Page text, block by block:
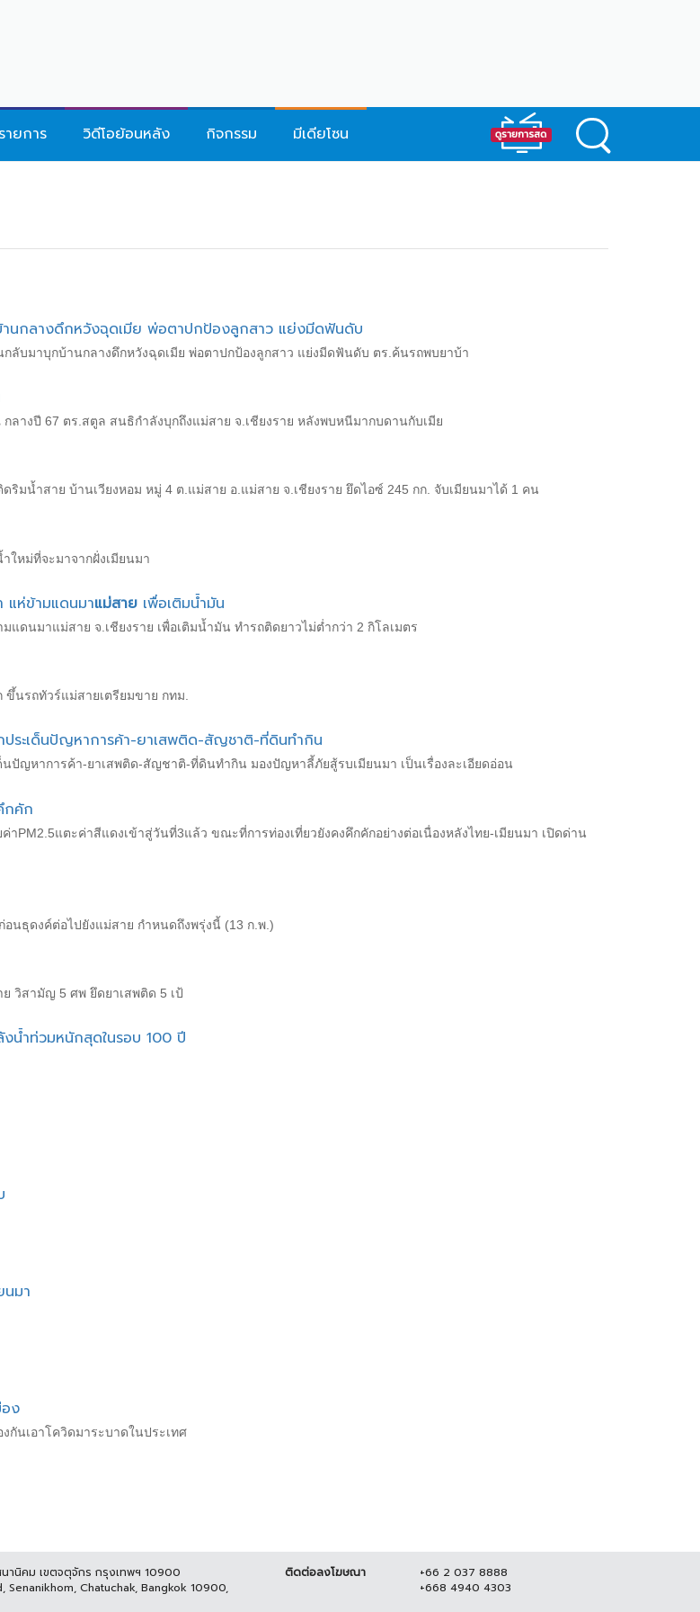
ายการ วิดีโอย้อนหลัง กิจกรรม มีเดียโซน
นกลางดึกหวังฉุดเมีย พ่อตาปกป้องลูกสาว แย่งมีดฟันดับ
ลับมาบุกบ้านกลางดึกหวังฉุดเมีย พ่อตาปกป้องลูกสาว แย่งมีดฟันดับ ตร.ค้นรถพบยาบ้า
ลางปี 67 ตร.สตูล สนธิกำลังบุกถึงแม่สาย จ.เชียงราย หลังพบหนีมากบดานกับเมีย
ริมน้ำสาย บ้านเวียงหอม หมู่ 4 ต.แม่สาย อ.แม่สาย จ.เชียงราย ยึดไอซ์ 245 กก. จับเมียนมาได้ 1 คน
ใหม่ที่จะมาจากฝั่งเมียนมา
แห่ข้ามแดนมาแม่สาย เพื่อเติมน้ำมัน
ดนมาแม่สาย จ.เชียงราย เพื่อเติมน้ำมัน ทำรถติดยาวไม่ต่ำกว่า 2 กิโลเมตร
นรถทัวร์แม่สายเตรียมขาย กทม.
ประเด็นปัญหาการค้า-ยาเสพติด-สัญชาติ-ที่ดินทำกิน
ปัญหาการค้า-ยาเสพติด-สัญชาติ-ที่ดินทำกิน มองปัญหาลี้ภัยสู้รบเมียนมา เป็นเรื่องละเอียดอ่อน
กคัก
PM2.5แตะค่าสีแดงเข้าสู่วันที่3แล้ว ขณะที่การท่องเที่ยวยังคงคึกคักอย่างต่อเนื่องหลังไทย-เมียนมา เปิดด่าน
นธุดงค์ต่อไปยังแม่สาย กำหนดถึงพรุ่งนี้ (13 ก.พ.)
วิสามัญ 5 ศพ ยึดยาเสพติด 5 เป้
งน้ำท่วมหนักสุดในรอบ 100 ปี
นมา
ง
กันเอาโควิดมาระบาดในประเทศ
นานิคม เขตจตุจักร กรุงเทพฯ 10900
Chatuchak, Bangkok 10900,
ติดต่อลงโฆษณา
+66 2 037 8888
+668 4940 4303